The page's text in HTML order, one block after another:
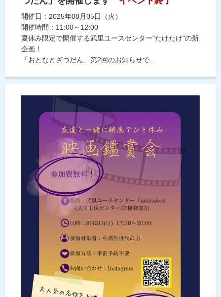
開催日：2025年08月05日（火）
開催時間：11:00～12:00
夏休み限定で開催する武里ユースセンター"たけたけ"の新
企画！
「おとなとざつだん」第2回のお知らせで...